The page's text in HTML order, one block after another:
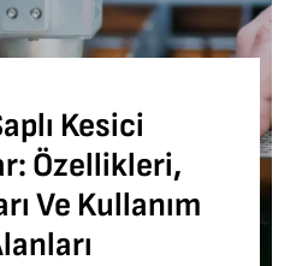
Kesici
Özellikleri,
Ve Kullanım